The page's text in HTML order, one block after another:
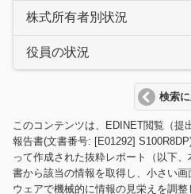
株式所有者別状況
役員の状況
検索
このコンテンツは、EDINET閲覧（提
報告書(文書番号: [E01292]
って作成された抜粋レポート（以下
書から該当の情報を取得し、小さい
ウェアで機械的に情報の見栄えを調